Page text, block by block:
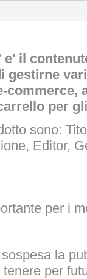
il
gestirne
commerce,
per
sono:
Editor,
per i
la
per